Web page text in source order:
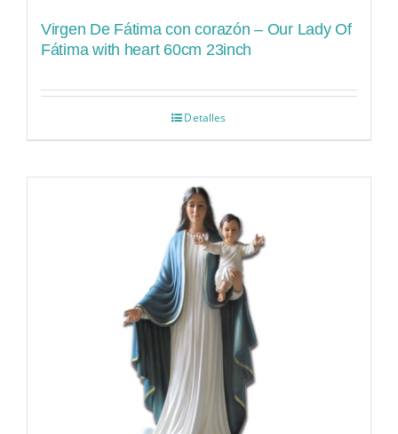
Virgen De Fátima con corazón – Our Lady Of
Fátima with heart 60cm 23inch
Detalles